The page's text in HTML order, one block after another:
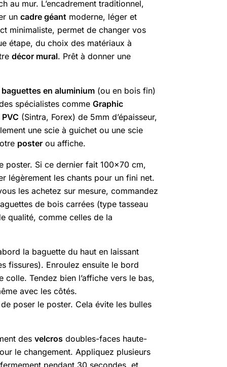
au mur. L’encadrement traditionnel,
un cadre géant moderne, léger et
minimaliste, permet de changer vos
étape, du choix des matériaux à
décor mural. Prêt à donner une
baguettes en aluminium (ou en bois fin)
spécialistes comme Graphic
(Sintra, Forex) de 5mm d’épaisseur,
une scie à guichet ou une scie
poster ou affiche.
poster. Si ce dernier fait 100×70 cm,
légèrement les chants pour un fini net.
les achetez sur mesure, commandez
de bois carrées (type tasseau
qualité, comme celles de la
la baguette du haut en laissant
fissures). Enroulez ensuite le bord
Tendez bien l’affiche vers le bas,
avec les côtés.
poser le poster. Cela évite les bulles
des velcros doubles-faces haute-
le changement. Appliquez plusieurs
pendant 30 secondes, et